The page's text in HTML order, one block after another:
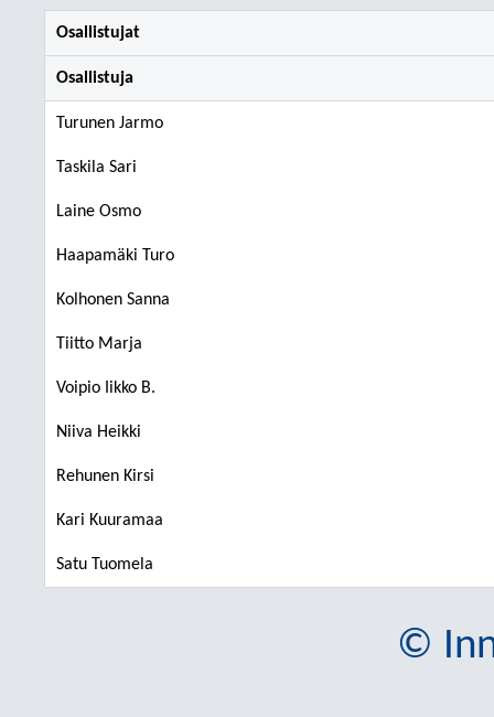
Osallistujat
Osallistuja
Turunen Jarmo
Taskila Sari
Laine Osmo
Haapamäki Turo
Kolhonen Sanna
Tiitto Marja
Voipio Iikko B.
Niiva Heikki
Rehunen Kirsi
Kari Kuuramaa
Satu Tuomela
©